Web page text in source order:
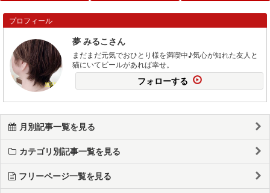
プロフィール
夢 みるこさん
まだまだ元気でおひとり様を満喫中♪気心が知れた友人と
猫にいてビールがあれば幸せ。
フォローする
月別記事一覧を見る
カテゴリ別記事一覧を見る
フリーページ一覧を見る